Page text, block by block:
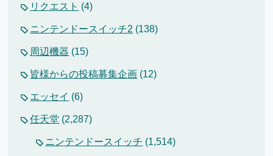
リクエスト (4)
ニンテンドースイッチ2 (138)
周辺機器 (15)
皆様からの投稿募集企画 (12)
エッセイ (6)
任天堂 (2,287)
ニンテンドースイッチ (1,514)